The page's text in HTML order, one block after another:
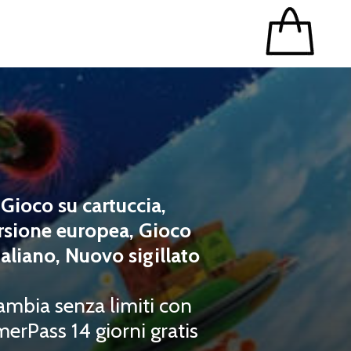
Gioco su cartuccia,
europea, Gioco
Nuovo sigillato
senza limiti con
14 giorni gratis